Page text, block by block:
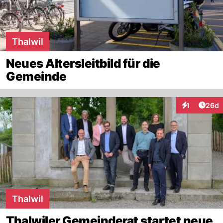
Thalwil
Neues Altersleitbild für die
Gemeinde
1
Interaktionen
26d
Thalwil